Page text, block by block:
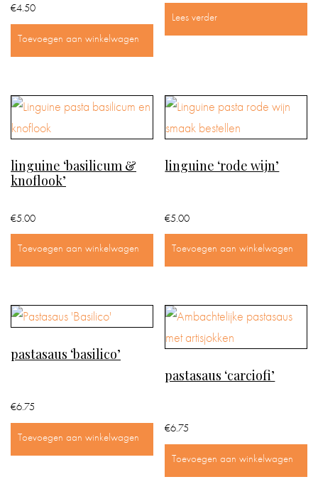
IN
HUIS
BOEKEN
BLOG
€4.50
Toevoegen aan winkelwagen
Lees verder
linguine ‘basilicum &
knoflook’
€5.00
Toevoegen aan winkelwagen
linguine ‘rode wijn’
€5.00
Toevoegen aan winkelwagen
pastasaus ‘basilico’
€6.75
Toevoegen aan winkelwagen
pastasaus ‘carciofi’
€6.75
Toevoegen aan winkelwagen